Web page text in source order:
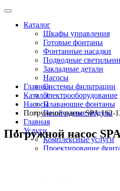
Каталог
Шкафы управления
Готовые фонтаны
Фонтанные насадки
Подводные
Закладные детали
Насосы
Системы фильтрации
Электрооборудование
Плавающие фонтаны
Пешеходные модули
Главная
Услуги
Комплексные услуги
Проектирование
Главная
Каталог
Насосы
Погружной насос SPA 162-
Погружной насос